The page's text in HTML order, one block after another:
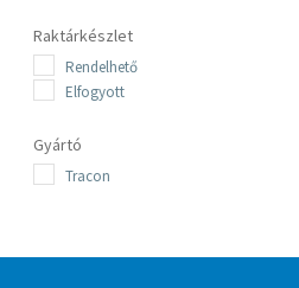
Raktárkészlet
Rendelhető
Elfogyott
Gyártó
Tracon